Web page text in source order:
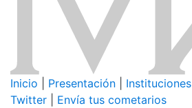
Inicio Presentación Instituciones
Twitter
Envía tus cometarios